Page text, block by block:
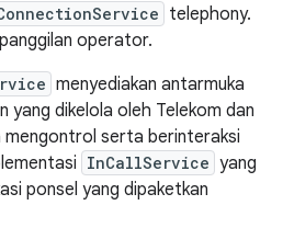
telephony.
operator.
menyediakan antarmuka
yang dikelola oleh Telekom dan
mengontrol serta berinteraksi
InCallService yang
ponsel yang dipaketkan